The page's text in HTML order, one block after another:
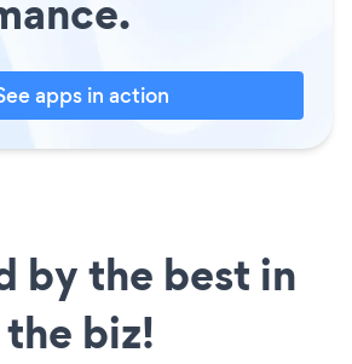
apps in action
by the best in
the biz!